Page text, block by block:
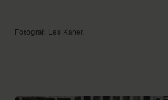
Fotograf: Les Kaner.